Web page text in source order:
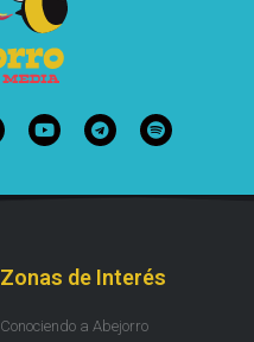
Zonas de Interés
Conociendo a Abejorro